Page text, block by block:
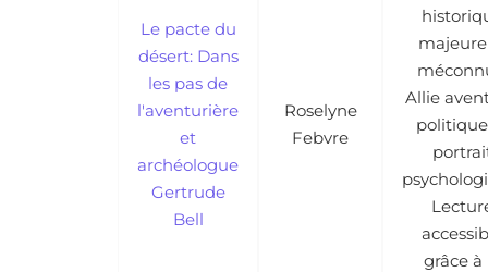
Le pacte du
désert: Dans
les pas de
l'aventurière
et
archéologue
Gertrude
Bell
Roselyne
Febvre
Allie
grâce à